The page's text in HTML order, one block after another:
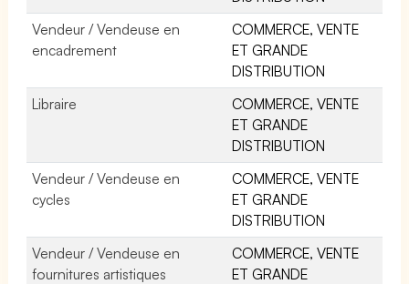
Vendeur / Vendeuse en
encadrement
COMMERCE, VENTE
ET GRANDE
DISTRIBUTION
Libraire
COMMERCE, VENTE
ET GRANDE
DISTRIBUTION
Vendeur / Vendeuse en
cycles
COMMERCE, VENTE
ET GRANDE
DISTRIBUTION
Vendeur / Vendeuse en
fournitures artistiques
COMMERCE, VENTE
ET GRANDE